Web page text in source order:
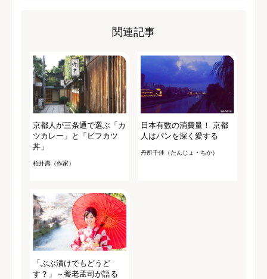
関連記事
京都人が三条通で選ぶ「カ
ツカレー」と「ビフカツ
丼」
柏井壽（作家）
日本有数の消費量！ 京都
人はパンを深く愛する
丹所千佳（たんじょ・ちか）
「ぶぶ漬けでもどうど
す？」～養老孟司が語る